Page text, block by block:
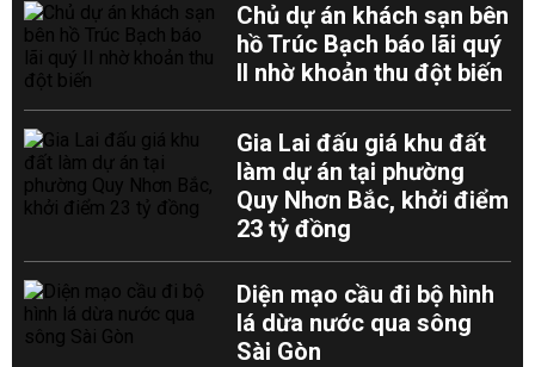
Chủ dự án khách sạn bên
hồ Trúc Bạch báo lãi quý
II nhờ khoản thu đột biến
Gia Lai đấu giá khu đất
làm dự án tại phường
Quy Nhơn Bắc, khởi điểm
23 tỷ đồng
Diện mạo cầu đi bộ hình
lá dừa nước qua sông
Sài Gòn